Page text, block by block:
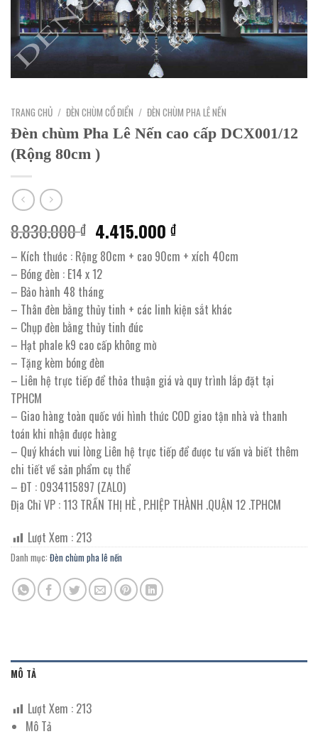
TRANG CHỦ / ĐÈN CHÙM CỔ ĐIỂN / ĐÈN CHÙM PHA LÊ NẾN
Đèn chùm Pha Lê Nến cao cấp DCX001/12
(Rộng 80cm )
8.830.000₫ Giá
gốc
là:
8.830.000 ₫.
4.415.000₫Giá
hiện
tại
4.415.000 ₫.
– Kích thước : Rộng 80cm + cao 90cm + xích 40cm
– Bóng đèn : E14 x 12
– Bảo hành 48 tháng
– Thân đèn bằng thủy tinh + các linh kiện sắt khác
– Chụp đèn bằng thủy tinh đúc
– Hạt phale k9 cao cấp không mờ
– Tặng kèm bóng đèn
– Liên hệ trực tiếp để thỏa thuận giá và quy trình lắp đặt tại
TPHCM
– Giao hàng toàn quốc với hình thức COD giao tận nhà và thanh
toán khi nhận được hàng
– Quý khách vui lòng Liên hệ trực tiếp để được tư vấn và biết thêm
chi tiết về sản phẩm cụ thể
– ĐT : 0934115897 (ZALO)
Địa Chỉ VP : 113 TRẦN THỊ HÈ , P.HIỆP THÀNH .QUẬN 12 .TPHCM
Lượt Xem : 213
Danh mục: Đèn chùm pha lê nến
MÔ TẢ
Lượt Xem : 213
Mô Tả